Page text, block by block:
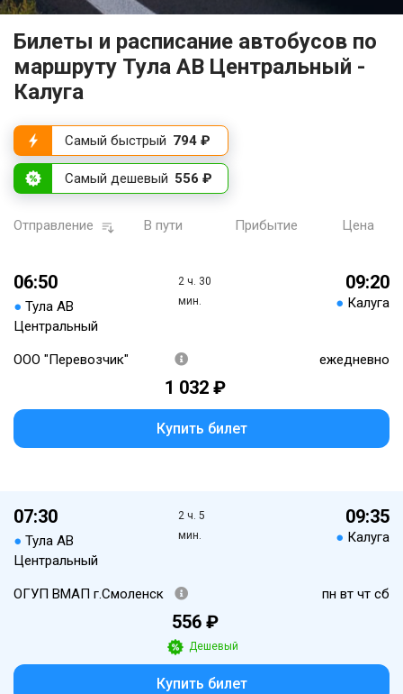
Билеты и расписание автобусов по
маршруту Тула АВ Центральный -
Калуга
Самый быстрый 794 ₽
Самый дешевый 556 ₽
Отправление В пути Прибытие Цена
06:50
● Тула АВ
Центральный
2 ч. 30
мин.
09:20
● Калуга
ООО "Перевозчик" ежедневно
1 032 ₽
Купить билет
07:30
● Тула АВ
Центральный
2 ч. 5
мин.
09:35
● Калуга
ОГУП ВМАП г.Смоленск пн вт чт сб
556 ₽
Дешевый
Купить билет